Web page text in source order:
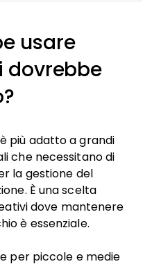
usare
dovrebbe
più adatto a grandi
che necessitano di
la gestione del
È una scelta
dove mantenere
è essenziale.
per piccole e medie